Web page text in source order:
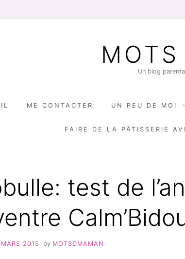
Un blog
ME CONTACTER UN PEU DE MOI
FAIRE DE LA PÂTISSERIE
test de
2015 by MOTSDMAMAN